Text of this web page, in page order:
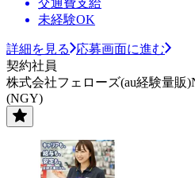
未経験OK
詳細を見る
応募画面に進む
契約社員
株式会社フェローズ(au経験量販
(NGY)